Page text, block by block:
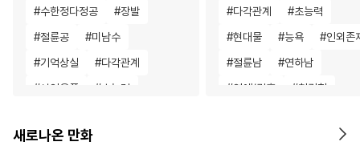
#수한정다정공 #장발
#절륜공 #미남수
#기억상실 #다각관계
#성인용품 # 초능력
#학원/캠퍼스
#다각관계 #초능력
#현대물 #능욕 #인외존
#절륜남 #연하남
#연애/결혼 #첫경험
새로나온 만화